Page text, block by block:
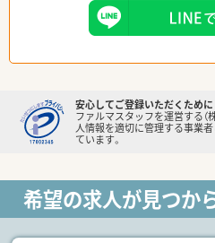
安心してご登録いただくために
ファルマスタッフを運営する（
人情報を適切に管理する事業
ています。
希望の求人が見つか